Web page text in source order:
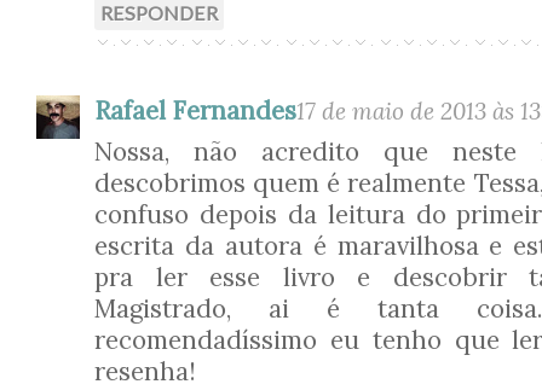
RESPONDER
Rafael Fernandes17 de maio de 2013 às
Nossa, não acredito que
descobrimos quem é realmente
confuso depois da leitura do
escrita da autora é maravilhosa e
pra ler esse livro e descobrir
Magistrado, ai é tanta
recomendadíssimo eu tenho que
resenha!